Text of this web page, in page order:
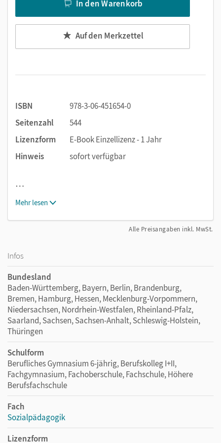
In den Warenkorb
Auf den Merkzettel
ISBN
978-3-06-451654-0
Seitenzahl
544
Lizenzform
E-Book Einzellizenz - 1 Jahr
Hinweis
sofort verfügbar
…
Mehr lesen
Alle Preisangaben inkl. MwSt.
Infos
Bundesland
Baden-Württemberg, Bayern, Berlin, Brandenburg,
Bremen, Hamburg, Hessen, Mecklenburg-Vorpommern,
Niedersachsen, Nordrhein-Westfalen, Rheinland-Pfalz,
Saarland, Sachsen, Sachsen-Anhalt, Schleswig-Holstein,
Thüringen
Schulform
Berufliches Gymnasium 6-jährig, Berufskolleg I+II,
Fachgymnasium, Fachoberschule, Fachschule, Höhere
Berufsfachschule
Fach
Sozialpädagogik
Lizenzform